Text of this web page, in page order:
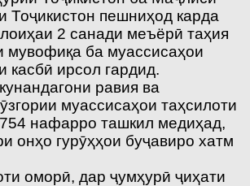
Тоҷикистон пешниҳод карда
2 санади меъёрӣ таҳия
мувофиқа ба муассисаҳои
касбӣ ирсол гардид.
равия ва
муассисаҳои таҳсилоти
нафарро ташкил медиҳад,
онҳо гурӯҳҳои буҷавиро хатм
оморӣ, дар ҷумҳурӣ ҷиҳати